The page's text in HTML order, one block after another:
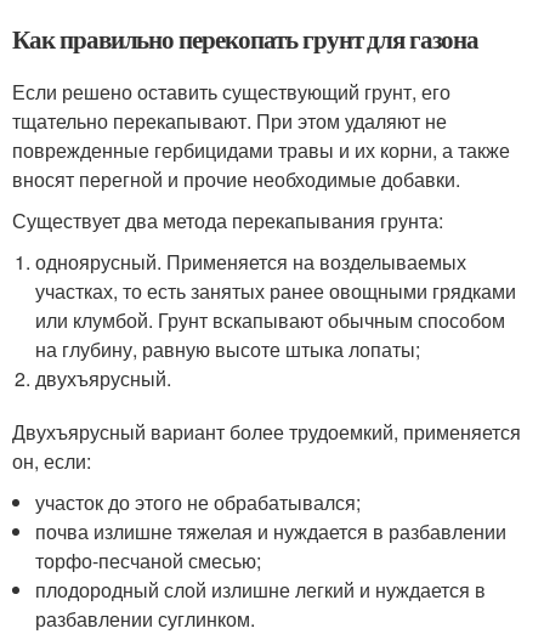
Как правильно перекопать грунт для газона
Если решено оставить существующий грунт, его
тщательно перекапывают. При этом удаляют не
поврежденные гербицидами травы и их корни, а также
вносят перегной и прочие необходимые добавки.
Существует два метода перекапывания грунта:
одноярусный. Применяется на возделываемых
участках, то есть занятых ранее овощными грядками
или клумбой. Грунт вскапывают обычным способом
на глубину, равную высоте штыка лопаты;
двухъярусный.
Двухъярусный вариант более трудоемкий, применяется
он, если:
участок до этого не обрабатывался;
почва излишне тяжелая и нуждается в разбавлении
торфо-песчаной смесью;
плодородный слой излишне легкий и нуждается в
разбавлении суглинком.